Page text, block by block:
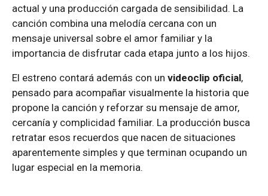
actual y una producción cargada de sensibilidad. La
canción combina una melodía cercana con un
mensaje universal sobre el amor familiar y la
importancia de disfrutar cada etapa junto a los hijos.
El estreno contará además con un videoclip oficial,
pensado para acompañar visualmente la historia que
propone la canción y reforzar su mensaje de amor,
cercanía y complicidad familiar. La producción busca
retratar esos recuerdos que nacen de situaciones
aparentemente simples y que terminan ocupando un
lugar especial en la memoria.